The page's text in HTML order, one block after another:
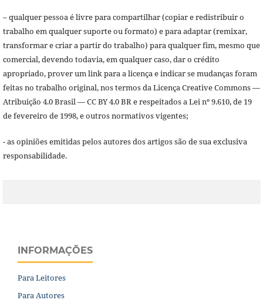
– qualquer pessoa é livre para compartilhar (copiar e redistribuir o
trabalho em qualquer suporte ou formato) e para adaptar (remixar,
transformar e criar a partir do trabalho) para qualquer fim, mesmo que
comercial, devendo todavia, em qualquer caso, dar o crédito
apropriado, prover um link para a licença e indicar se mudanças foram
feitas no trabalho original, nos termos da Licença Creative Commons —
Atribuição 4.0 Brasil — CC BY 4.0 BR e respeitados a Lei nº 9.610, de 19
de fevereiro de 1998, e outros normativos vigentes;
- as opiniões emitidas pelos autores dos artigos são de sua exclusiva
responsabilidade.
INFORMAÇÕES
Para Leitores
Para Autores